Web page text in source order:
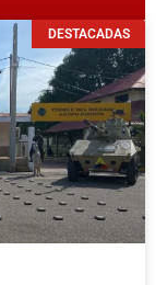
DESTACADAS